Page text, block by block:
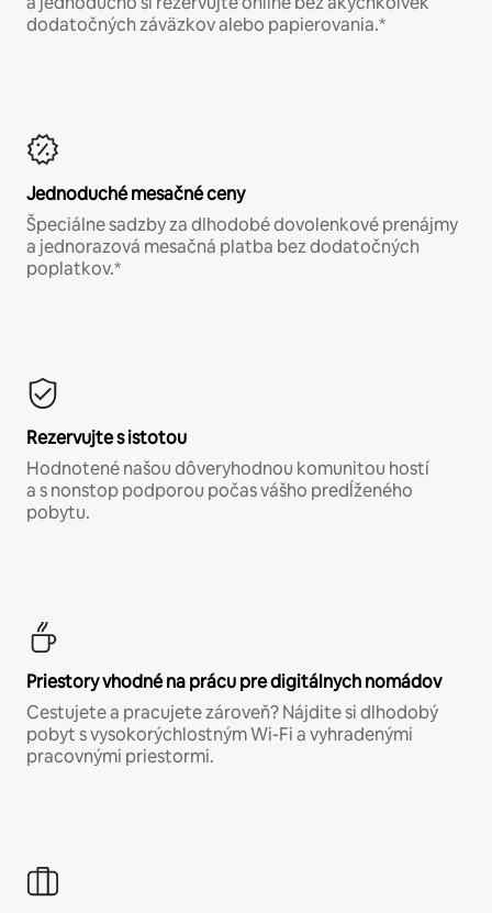
dodatočných záväzkov alebo papierovania.*
Jednoduché mesačné ceny
Špeciálne sadzby za dlhodobé dovolenkové prenájmy
a jednorazová mesačná platba bez dodatočných
poplatkov.*
Rezervujte s istotou
Hodnotené našou dôveryhodnou komunitou hostí
a s nonstop podporou počas vášho predĺženého
pobytu.
Priestory vhodné na prácu pre digitálnych nomádov
Cestujete a pracujete zároveň? Nájdite si dlhodobý
pobyt s vysokorýchlostným Wi-Fi a vyhradenými
pracovnými priestormi.